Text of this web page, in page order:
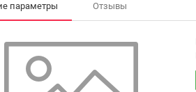
параметры Отзывы